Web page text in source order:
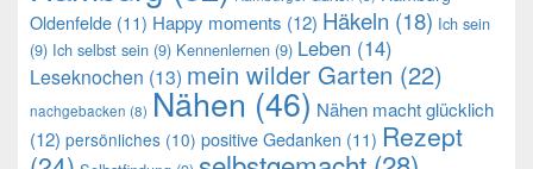
Oldenfelde (11) Happy moments (12) Häkeln (18) Ich sein
(9) Ich selbst sein (9) Kennenlernen (9) Leben (14)
Leseknochen (13) mein wilder Garten (22)
nachgebacken (8) Nähen (46) Nähen macht glücklich
(12) persönliches (10) positive Gedanken (11) Rezept